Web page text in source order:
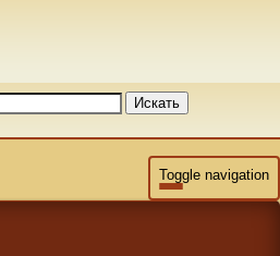
Искать
Toggle navigation